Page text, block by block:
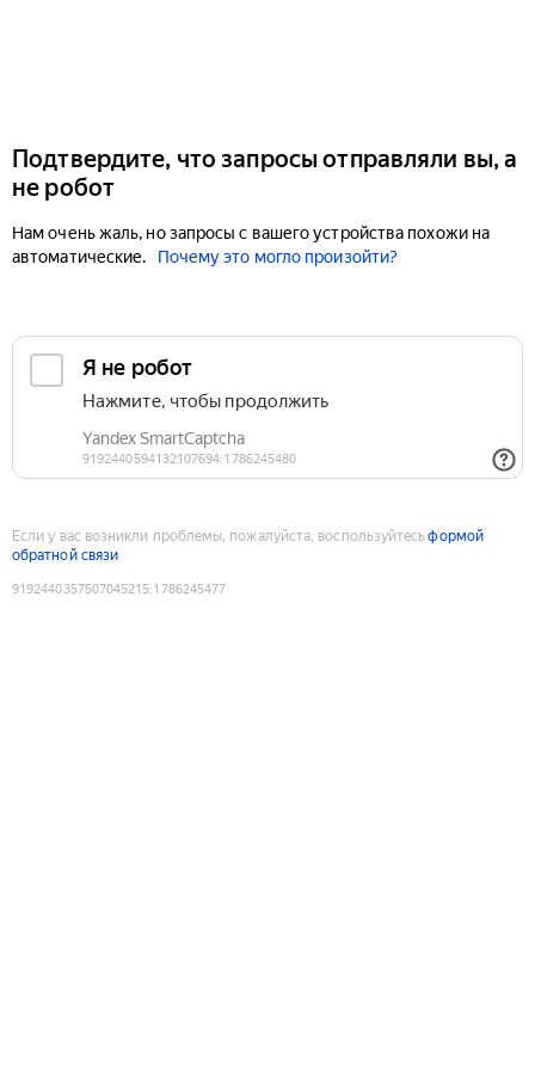
Подтвердите, что запросы отправляли вы, а
не робот
Нам очень жаль, но запросы с вашего устройства похожи на
автоматические.
Почему это могло произойти?
Если у вас возникли проблемы, пожалуйста, воспользуйтесьформой
обратной связи
9192440357507045215:1786245477